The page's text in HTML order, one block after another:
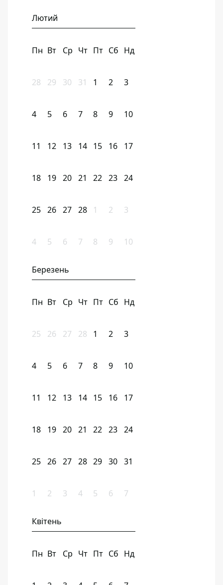
Лютий
Пн Вт Ср Чт Пт Сб Нд
28 29 30 31 1 2 3
4 5 6 7 8 9 10
11 12 13 14 15 16 17
18 19 20 21 22 23 24
25 26 27 28 1 2 3
4 5 6 7 8 9 10
Березень
Пн Вт Ср Чт Пт Сб Нд
25 26 27 28 1 2 3
4 5 6 7 8 9 10
11 12 13 14 15 16 17
18 19 20 21 22 23 24
25 26 27 28 29 30 31
1 2 3 4 5 6 7
Квітень
Пн Вт Ср Чт Пт Сб Нд